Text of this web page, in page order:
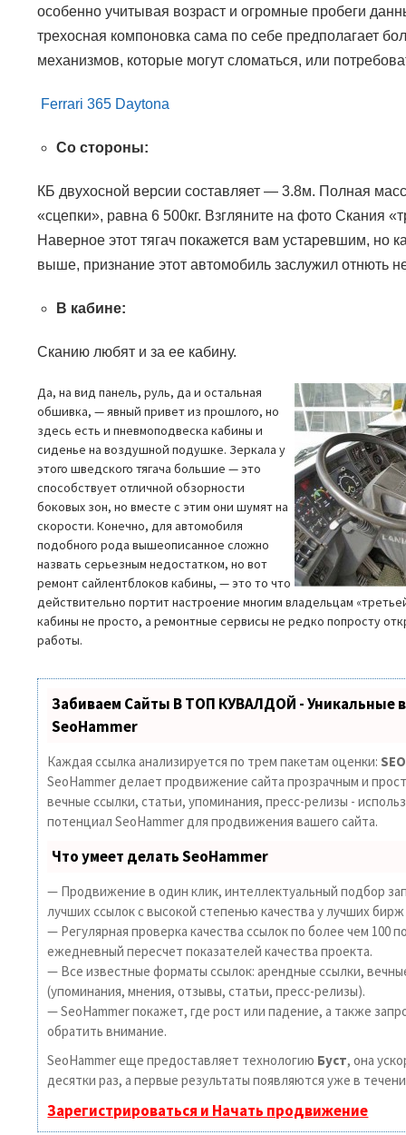
особенно учитывая возраст и огромные пробеги
трехосная компоновка сама по себе предполагает
механизмов, которые могут сломаться, или
Ferrari 365 Daytona
Со стороны:
КБ двухосной версии составляет — 3.8м. Полная
«сцепки», равна 6 500кг. Взгляните на фото Скания
Наверное этот тягач покажется вам устаревшим, но
выше, признание этот автомобиль заслужил отнють
В кабине:
Сканию любят и за ее кабину.
Да, на вид панель, руль, да и остальная
обшивка, — явный привет из прошлого, но
здесь есть и пневмоподвеска кабины и
сиденье на воздушной подушке. Зеркала у
этого шведского тягача большие — это
способствует отличной обзорности
боковых зон, но вместе с этим они шумят на
скорости. Конечно, для автомобиля
подобного рода вышеописанное сложно
назвать серьезным недостатком, но вот
ремонт сайлентблоков кабины, — это то что
действительно портит настроение многим владельцам
кабины не просто, а ремонтные сервисы не редко попросту
работы.
Забиваем Сайты В ТОП КУВАЛДОЙ - Уникальные
SeoHammer
Каждая ссылка анализируется по трем пакетам оценки:
SeoHammer делает продвижение сайта прозрачным и
вечные ссылки, статьи, упоминания, пресс-релизы -
потенциал SeoHammer для продвижения вашего сайта.
Что умеет делать SeoHammer
— Продвижение в один клик, интеллектуальный подбор
лучших ссылок с высокой степенью качества у лучших
— Регулярная проверка качества ссылок по более чем 100
ежедневный пересчет показателей качества проекта.
— Все известные форматы ссылок: арендные ссылки,
(упоминания, мнения, отзывы, статьи, пресс-релизы).
— SeoHammer покажет, где рост или падение, а также
обратить внимание.
SeoHammer еще предоставляет технологию Буст, она
десятки раз, а первые результаты появляются уже в
Зарегистрироваться и Начать продвижение